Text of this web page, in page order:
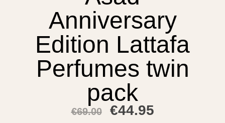
Anniversary
Edition Lattafa
Perfumes twin
pack
€69.00 €44.95